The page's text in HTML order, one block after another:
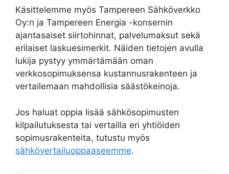
Käsittelemme myös Tampereen Sähköverkko
Oy:n ja Tampereen Energia -konsernin
ajantasaiset siirtohinnat, palvelumaksut sekä
erilaiset laskuesimerkit. Näiden tietojen avulla
lukija pystyy ymmärtämään oman
verkkosopimuksensa kustannusrakenteen ja
vertailemaan mahdollisia säästökeinoja.
Jos haluat oppia lisää sähkösopimusten
kilpailutuksesta tai vertailla eri yhtiöiden
sopimusrakenteita, tutustu myös
sähkövertailuoppaaseemme.